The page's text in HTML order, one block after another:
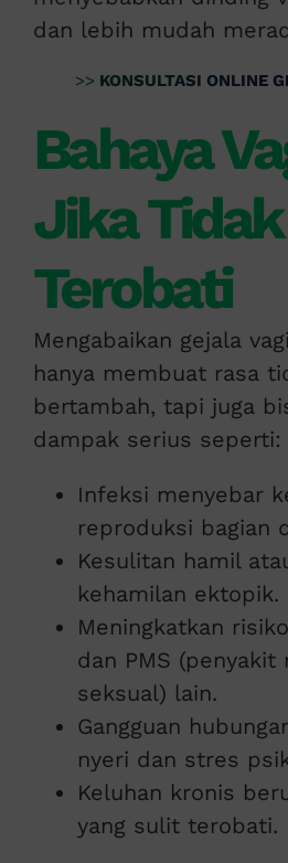
dan lebih mudah
>> KONSULTASI ONLINE
Bahaya
Jika Tidak
Terobati
Mengabaikan gejala
hanya membuat rasa
bertambah, tapi juga
dampak serius seperti:
Infeksi menyebar
reproduksi bagian
Kesulitan hamil
kehamilan ektopik.
Meningkatkan
dan PMS (penyakit
seksual) lain.
Gangguan
nyeri dan stres
Keluhan kronis
yang sulit terobati.